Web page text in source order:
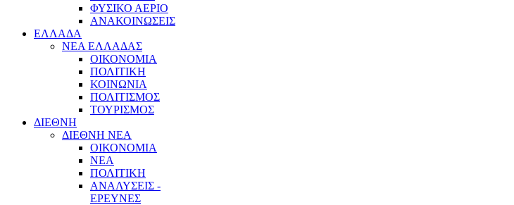
ΦΥΣΙΚΟ ΑΕΡΙΟ
ΑΝΑΚΟΙΝΩΣΕΙΣ
ΕΛΛΑΔΑ
ΝΕΑ ΕΛΛΑΔΑΣ
ΟΙΚΟΝΟΜΙΑ
ΠΟΛΙΤΙΚΗ
ΚΟΙΝΩΝΙΑ
ΠΟΛΙΤΙΣΜΟΣ
ΤΟΥΡΙΣΜΟΣ
ΔΙΕΘΝΗ
ΔΙΕΘΝΗ ΝΕΑ
ΟΙΚΟΝΟΜΙΑ
ΝΕΑ
ΠΟΛΙΤΙΚΗ
ΑΝΑΛΥΣΕΙΣ -
ΕΡΕΥΝΕΣ